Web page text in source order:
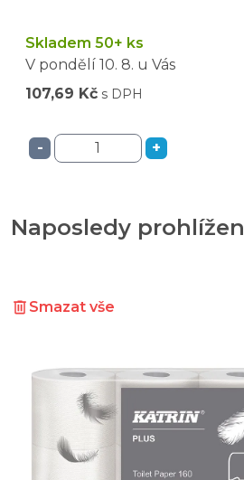
Skladem 50+ ks
V pondělí 10. 8. u Vás
107,69 Kč s DPH
- +
Naposledy
Smazat vše